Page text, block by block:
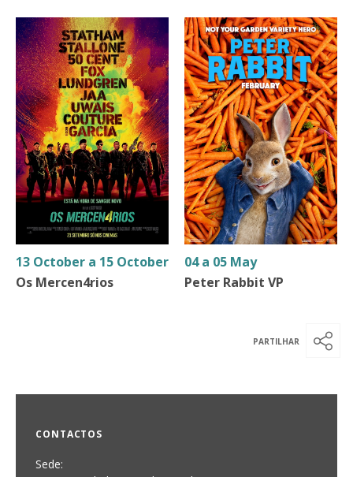
13 October a 15 October
Os Mercen4rios
04 a 05 May
Peter Rabbit VP
CONTACTOS
Sede: